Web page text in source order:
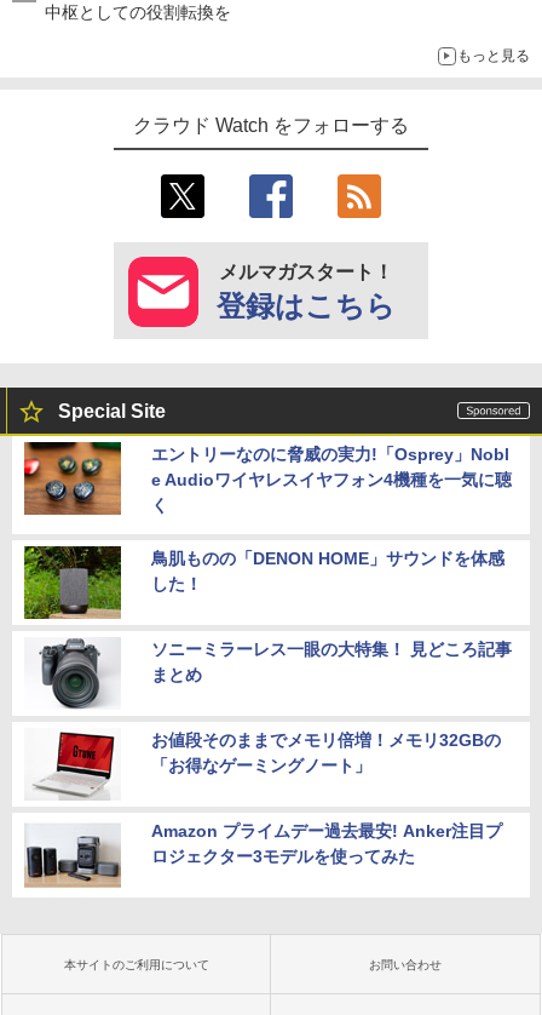
中枢としての役割転換を
もっと見る
クラウド Watch をフォローする
メルマガスタート！
登録はこちら
Special Site
エントリーなのに脅威の実力!「Osprey」Nobl
e Audioワイヤレスイヤフォン4機種を一気に聴
く
鳥肌ものの「DENON HOME」サウンドを体感
した！
ソニーミラーレス一眼の大特集！ 見どころ記事
まとめ
お値段そのままでメモリ倍増！メモリ32GBの
「お得なゲーミングノート」
Amazon プライムデー過去最安! Anker注目プ
ロジェクター3モデルを使ってみた
本サイトのご利用について お問い合わせ